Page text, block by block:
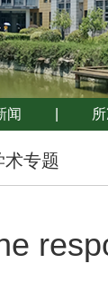
闻
术专题